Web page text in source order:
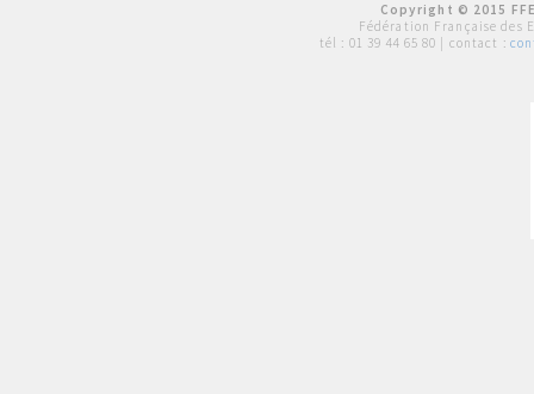
Copyright © 2015
Fédération Française des
tél : 01 39 44 65 80 | contact :